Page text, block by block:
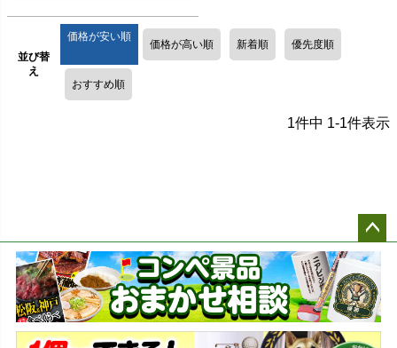
並び替
え
価格が安い順
価格が高い順 新着順 優先度順
おすすめ順
1件中 1-1件表示
ペー
ジト
ップ
へ